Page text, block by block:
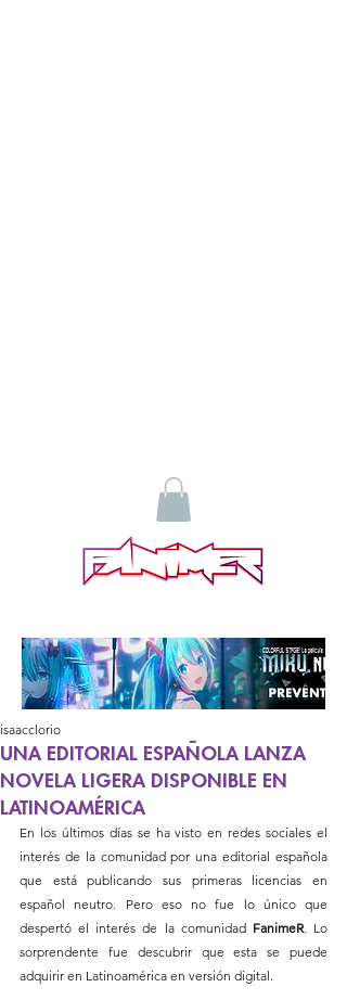
UNA EDITORIAL ESPAÑOLA LANZA
NOVELA LIGERA DISPONIBLE EN
LATINOAMÉRICA
isaacclorio
En los últimos días se ha visto en redes sociales el
interés de la comunidad por una editorial española
que está publicando sus primeras licencias en
español neutro. Pero eso no fue lo único que
despertó el interés de la comunidad FanimeR. Lo
sorprendente fue descubrir que esta se puede
adquirir en Latinoamérica en versión digital.